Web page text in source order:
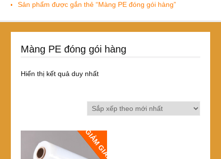
Sản phẩm được gắn thẻ “Màng PE đóng gói hàng”
Màng PE đóng gói hàng
Hiển thị kết quả duy nhất
GIẢM GIÁ!